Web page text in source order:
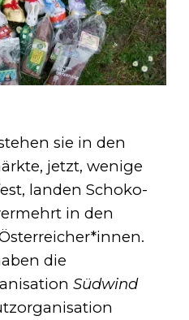
sie in den
jetzt, wenige
landen Schoko-
in den
die
Südwind